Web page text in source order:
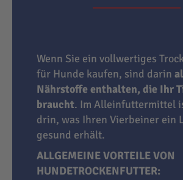
Wenn Sie ein vollwertiges
für Hunde kaufen, sind darin
Nährstoffe enthalten, die Ihr
braucht. Im Alleinfuttermittel
drin, was Ihren Vierbeiner ein
gesund erhält.
ALLGEMEINE VORTEILE VON
HUNDETROCKENFUTTER: